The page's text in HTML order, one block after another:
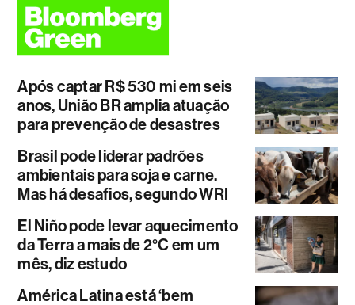
Após captar R$ 530 mi em seis
anos, União BR amplia atuação
para prevenção de desastres
Brasil pode liderar padrões
ambientais para soja e carne.
Mas há desafios, segundo WRI
El Niño pode levar aquecimento
da Terra a mais de 2°C em um
mês, diz estudo
América Latina está ‘bem